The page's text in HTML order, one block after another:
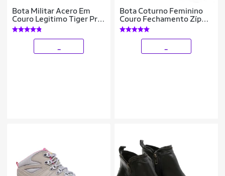
Bota Militar Acero Em
Couro Legitimo Tiger Pró
Com Ziper Lateral
Bota Coturno Feminino
Couro Fechamento Zíper
Tratorada